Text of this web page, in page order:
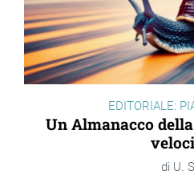
EDITORIALE:
Un Almanacco
U.